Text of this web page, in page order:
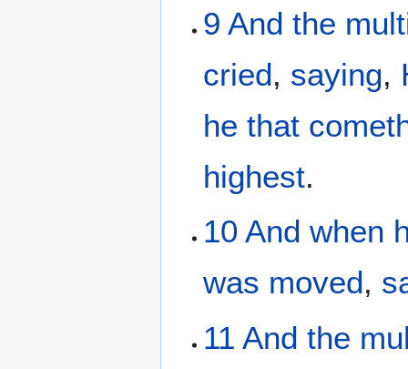
9 And the
cried, saying,
he that
highest.
10 And when
was moved,
11 And the